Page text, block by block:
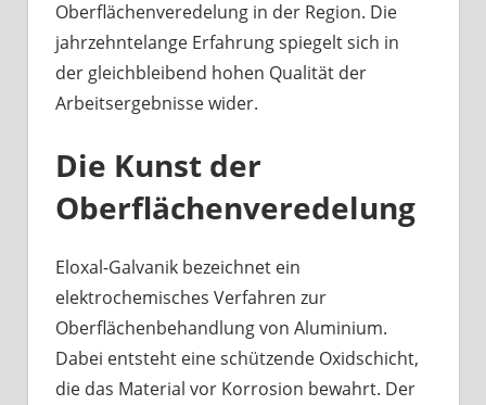
Oberflächenveredelung in der Region. Die
jahrzehntelange Erfahrung spiegelt sich in
der gleichbleibend hohen Qualität der
Arbeitsergebnisse wider.
Die Kunst der
Oberflächenveredelung
Eloxal-Galvanik bezeichnet ein
elektrochemisches Verfahren zur
Oberflächenbehandlung von Aluminium.
Dabei entsteht eine schützende Oxidschicht,
die das Material vor Korrosion bewahrt. Der